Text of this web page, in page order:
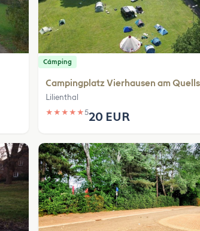
Cámping
Campingplatz Vierhausen am
Lilienthal
★ ★ ★ ★ ★520 EUR